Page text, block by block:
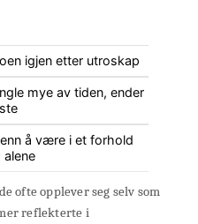
igjen etter utroskap
mye av tiden, ender
å være i et forhold
ofte opplever seg selv som
reflekterte i